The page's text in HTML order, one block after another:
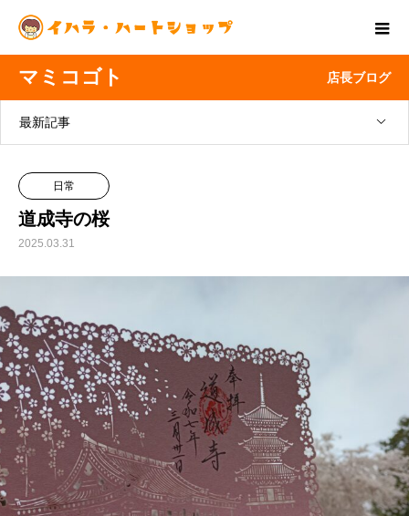
マミコゴト 店長ブログ
最新記事
日常
道成寺の桜
2025.03.31